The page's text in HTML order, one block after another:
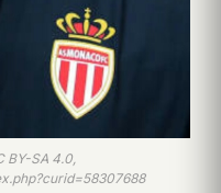
BY-SA 4.0,